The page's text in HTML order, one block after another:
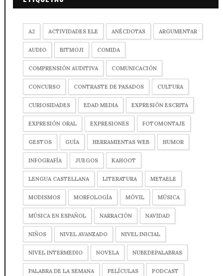
A2 ACTIVIDADES ELE ANÉCDOTAS ARGUMENTAR
AUDIO BITMOJI COMIDA
COMPRENSIÓN AUDITIVA COMUNICACIÓN
CONCURSO CONTRASTE DE PASADOS CULTURA
CURIOSIDADES EDAD MEDIA EXPRESIÓN ESCRITA
EXPRESIÓN ORAL EXPRESIONES FOTOMONTAJE
GESTOS GUÍA HERRAMIENTAS WEB HUMOR
INFOGRAFÍA JUEGOS KAHOOT
LENGUA CASTELLANA LITERATURA METAELE
MODISMOS MORFOLOGÍA MÓVIL MÚSICA
MÚSICA EN ESPAÑOL NARRACIÓN NAVIDAD
NIÑOS NIVEL AVANZADO NIVEL INICIAL
NIVEL INTERMEDIO NOVELA NUBEDEPALABRAS
PALABRA DE LA SEMANA PELÍCULAS PODCAST